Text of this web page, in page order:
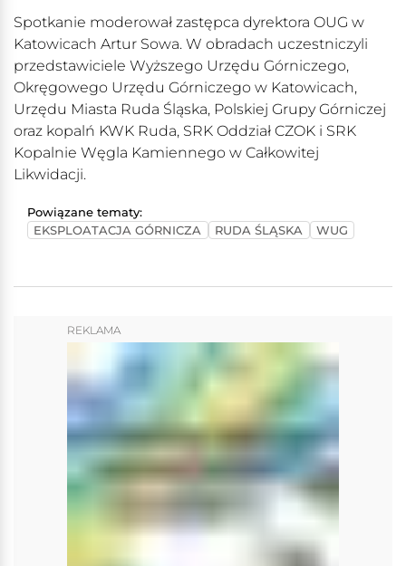
Spotkanie moderował zastępca dyrektora OUG w
Katowicach Artur Sowa. W obradach uczestniczyli
przedstawiciele Wyższego Urzędu Górniczego,
Okręgowego Urzędu Górniczego w Katowicach,
Urzędu Miasta Ruda Śląska, Polskiej Grupy Górniczej
oraz kopalń KWK Ruda, SRK Oddział CZOK i SRK
Kopalnie Węgla Kamiennego w Całkowitej
Likwidacji.
Powiązane tematy:
EKSPLOATACJA GÓRNICZA
RUDA ŚLĄSKA WUG
REKLAMA